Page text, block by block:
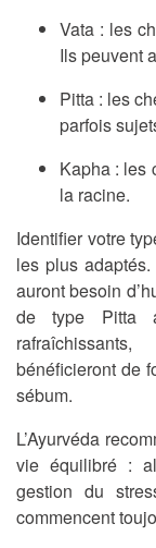
Vata : les
Ils peuvent
Pitta : les
parfois
Kapha : les
la racine.
Identifier votre
les plus
auront besoin
de type Pitta
bénéficieront de
sébum.
L’Ayurvéda
vie équilibré :
gestion du
commencent